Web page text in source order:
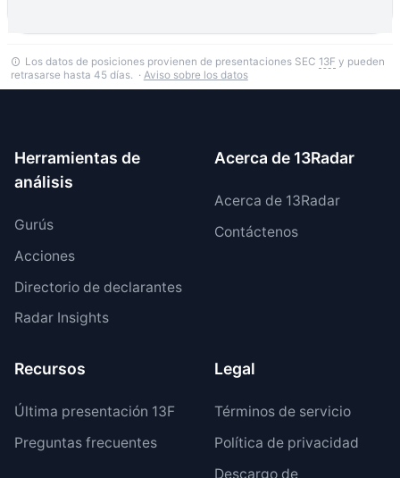
Los datos de posiciones provienen de presentaciones SEC 13F y pueden
retrasarse hasta 45 días. · Aviso sobre los datos
Herramientas de
análisis
Gurús
Acciones
Directorio de declarantes
Radar Insights
Acerca de 13Radar
Acerca de 13Radar
Contáctenos
Recursos
Última presentación 13F
Preguntas frecuentes
Legal
Términos de servicio
Política de privacidad
Descargo de